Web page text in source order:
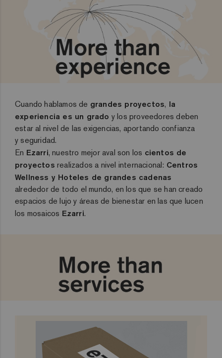
Cuando hablamos de grandes proyectos, la
experiencia es un grado y los proveedores deben
estar al nivel de las exigencias, aportando confianza
y seguridad.
En Ezarri, nuestro mejor aval son los cientos de
proyectos realizados a nivel internacional: Centros
Wellness y Hoteles de grandes cadenas
alrededor de todo el mundo, en los que se han creado
espacios de lujo y áreas de bienestar en las que lucen
los mosaicos Ezarri.